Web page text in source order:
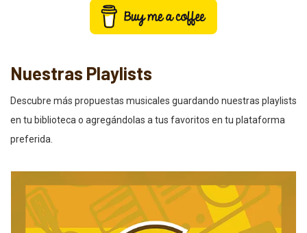
Nuestras Playlists
Descubre más propuestas musicales guardando nuestras playlists
en tu biblioteca o agregándolas a tus favoritos en tu plataforma
preferida.